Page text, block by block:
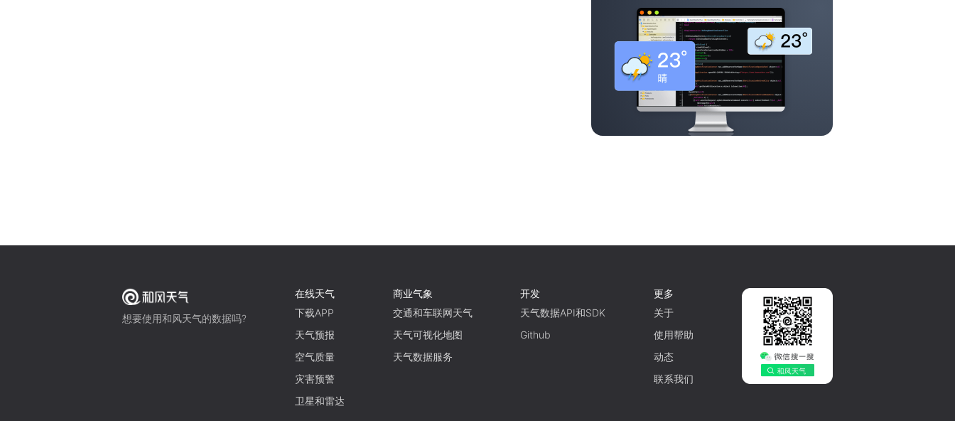
想要使用和风天气的数据吗?
在线天气
下载APP
天气预报
空气质量
灾害预警
卫星和雷达
商业气象
交通和车联网天气
天气可视化地图
天气数据服务
开发
天气数据API和SDK
Github
更多
关于
使用帮助
动态
联系我们